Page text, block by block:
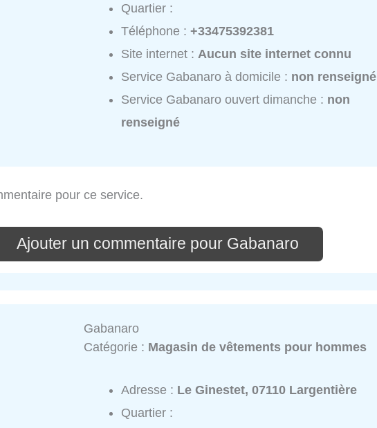
Quartier :
Téléphone :+33475392381
Site internet : Aucun site internet connu
Service Gabanaro à domicile : non renseigné
Service Gabanaro ouvert dimanche : non
renseigné
pour ce service.
Ajouter un commentaire pour Gabanaro
Gabanaro
Catégorie : Magasin de vêtements pour hommes
Adresse : Le Ginestet, 07110 Largentière
Quartier :